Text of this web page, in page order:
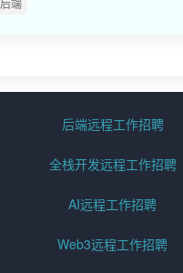
后端远程工作招聘
全栈开发远程工作招聘
AI远程工作招聘
Web3远程工作招聘